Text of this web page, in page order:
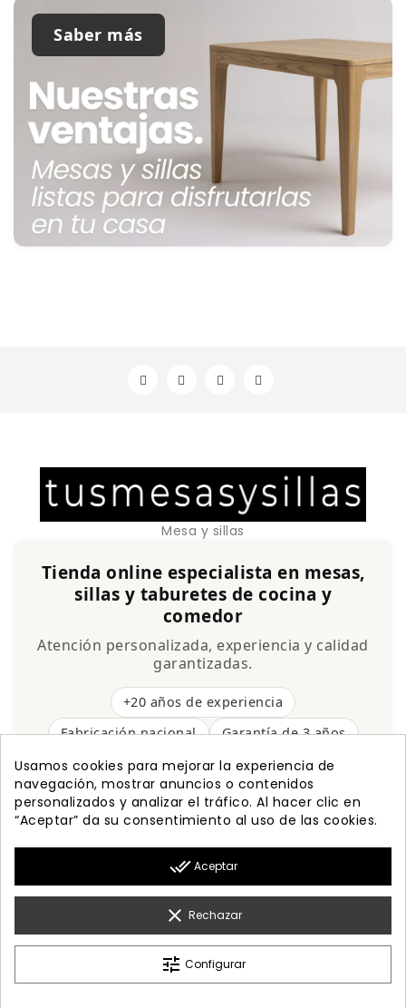
Saber más
Mesa y sillas
Tienda online especialista en mesas,
sillas y taburetes de cocina y
comedor
Atención personalizada, experiencia y calidad
garantizadas.
+20 años de experiencia
Fabricación nacional
Garantía de 3 años
Envío gratis
PRODUCTOS 

INFORMACIÓN 
© 2026 - Diseño Web By Optimiza
Usamos cookies para mejorar la experiencia de
navegación, mostrar anuncios o contenidos
personalizados y analizar el tráfico. Al hacer clic en
“Aceptar” da su consentimiento al uso de las cookies.
done_all Aceptar
clear Rechazar
tune Configurar